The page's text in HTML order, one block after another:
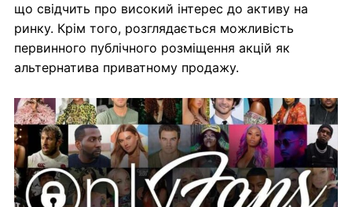
що свідчить про високий інтерес до активу на
ринку. Крім того, розглядається можливість
первинного публічного розміщення акцій як
альтернатива приватному продажу.